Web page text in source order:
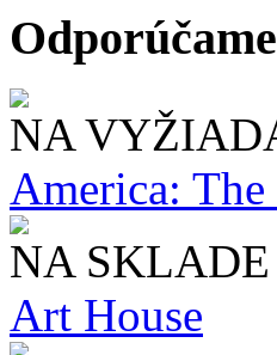
NA
America:
NA SKLADE
Art House